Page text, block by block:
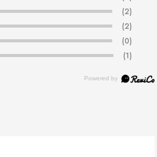
(2)
(2)
(0)
(1)